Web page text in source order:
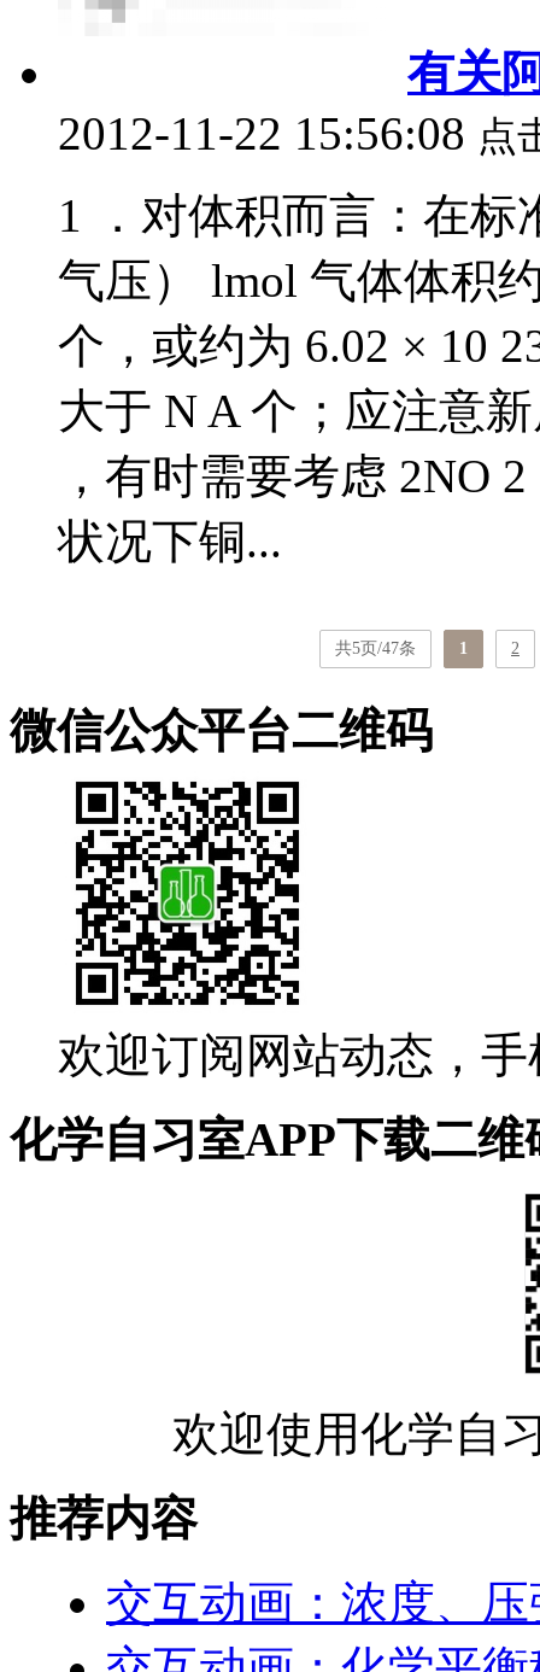
有关
2012-11-22 15:56:08 点
1 ．对体积而言：在
气压） lmol 气体体积
个，或约为 6.02 × 10
大于 N A 个；应注意
，有时需要考虑 2NO
状况下铜...
共5页/47条 1 2
微信公众平台二维码
欢迎订阅网站动态，
化学自习室APP下载二维
欢迎使用化学自
推荐内容
交互动画：浓度、